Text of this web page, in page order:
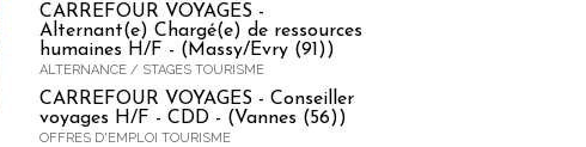
CARREFOUR VOYAGES -
Alternant(e) Chargé(e) de ressources
humaines H/F - (Massy/Evry (91))
ALTERNANCE / STAGES TOURISME
CARREFOUR VOYAGES - Conseiller
voyages H/F - CDD - (Vannes (56))
OFFRES D'EMPLOI TOURISME